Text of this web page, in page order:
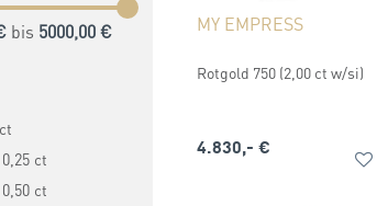
bis 5000,00 €
ct
ct
MY EMPRESS
Rotgold 750 (2,00 ct w/si)
4.830,- €